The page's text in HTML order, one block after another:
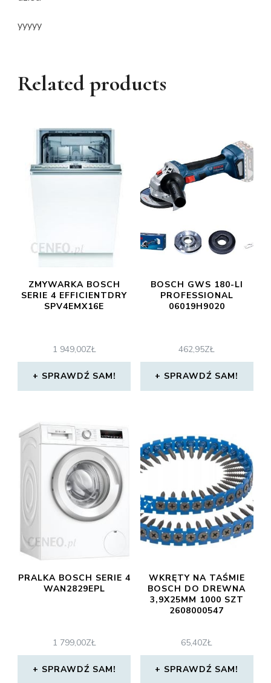
yyyyy
Related products
ZMYWARKA BOSCH
SERIE 4 EFFICIENTDRY
SPV4EMX16E
1 949,00ZŁ
SPRAWDŹ SAM!
BOSCH GWS 180-LI
PROFESSIONAL
06019H9020
462,95ZŁ
SPRAWDŹ SAM!
PRALKA BOSCH SERIE 4
WAN2829EPL
1 799,00ZŁ
SPRAWDŹ SAM!
WKRĘTY NA TAŚMIE
BOSCH DO DREWNA
3,9X25MM 1000 SZT
2608000547
65,40ZŁ
SPRAWDŹ SAM!